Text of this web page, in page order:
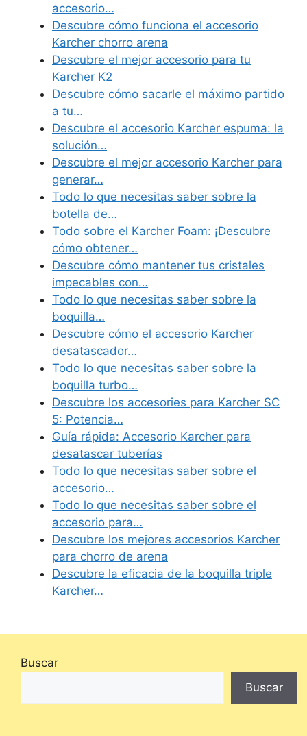
accesorio…
Descubre cómo funciona el accesorio
Karcher chorro arena
Descubre el mejor accesorio para tu
Karcher K2
Descubre cómo sacarle el máximo partido
a tu…
Descubre el accesorio Karcher espuma: la
solución…
Descubre el mejor accesorio Karcher para
generar…
Todo lo que necesitas saber sobre la
botella de…
Todo sobre el Karcher Foam: ¡Descubre
cómo obtener…
Descubre cómo mantener tus cristales
impecables con…
Todo lo que necesitas saber sobre la
boquilla…
Descubre cómo el accesorio Karcher
desatascador…
Todo lo que necesitas saber sobre la
boquilla turbo…
Descubre los accesories para Karcher SC
5: Potencia…
Guía rápida: Accesorio Karcher para
desatascar tuberías
Todo lo que necesitas saber sobre el
accesorio…
Todo lo que necesitas saber sobre el
accesorio para…
Descubre los mejores accesorios Karcher
para chorro de arena
Descubre la eficacia de la boquilla triple
Karcher…
Buscar
Buscar